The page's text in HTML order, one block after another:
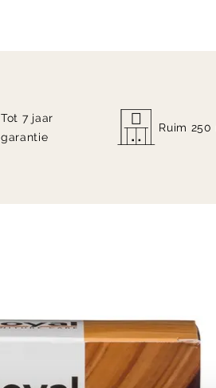
Tot 7 jaar
garantie
Ruim 250